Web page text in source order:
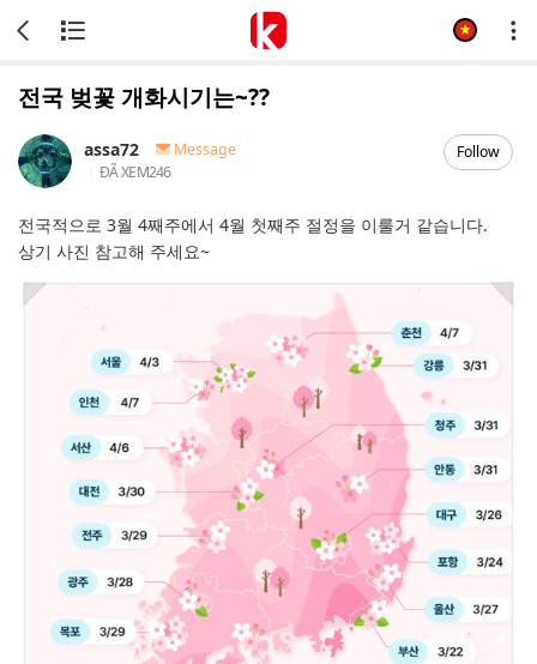
전국 벚꽃 개화시기는~??
assa72
Message
ĐÃ XEM246
Follow
전국적으로 3월 4째주에서 4월 첫째주 절정을 이룰거 같습니다.
상기 사진 참고해 주세요~